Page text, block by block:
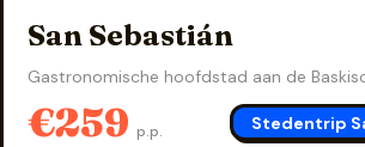
San Sebastián
Gastronomische hoofdstad aan de
€259 p.p. Stedentrip